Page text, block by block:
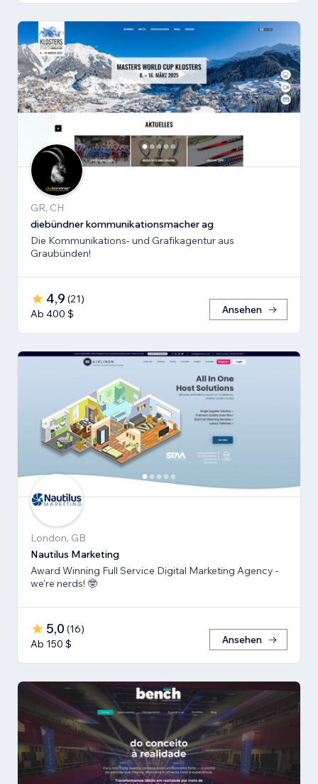
GR, CH
diebündner kommunikationsmacher ag
Die Kommunikations- und Grafikagentur aus
Graubünden!
4,9 (21)
Ab 400 $
Ansehen
London, GB
Nautilus Marketing
Award Winning Full Service Digital Marketing Agency -
we're nerds! 🤓
5,0 (16)
Ab 150 $
Ansehen